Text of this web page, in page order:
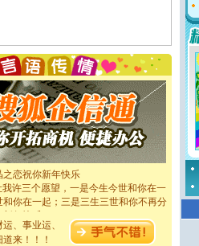
千万：千万快乐！千万要健康！千万
！千万不要忘记我！
日子才会想起你,而是这样的日子才
你,告诉你,圣诞要快乐!新年要快乐!天天
福的心,在这个特别的日子里,愿幸福,
美好的祝愿与你同在.圣诞快乐!
电；看不到你我要充电；没有你我会
，想你是我事业，抱你是我特长，吻
恋祝你新年快乐
许三个愿望，一是今生今世和你在一
你在一起；三是三生三世和你不再分
年快乐
头离去那一刻，你在我身后无助地哭
我多么爱你。我转身抱住你：这猪不
、事业运、
来！！！